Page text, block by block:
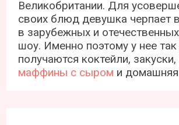
Великобритании. Для
своих блюд девушка черпает
в зарубежных и
шоу. Именно поэтому у нее
получаются коктейли,
маффины с сыром и